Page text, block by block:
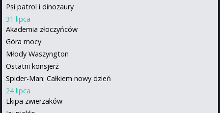
Psi patrol i dinozaury
31 lipca
Akademia złoczyńców
Góra mocy
Młody Waszyngton
Ostatni konsjerż
Spider-Man: Całkiem nowy dzień
24 lipca
Ekipa zwierzaków